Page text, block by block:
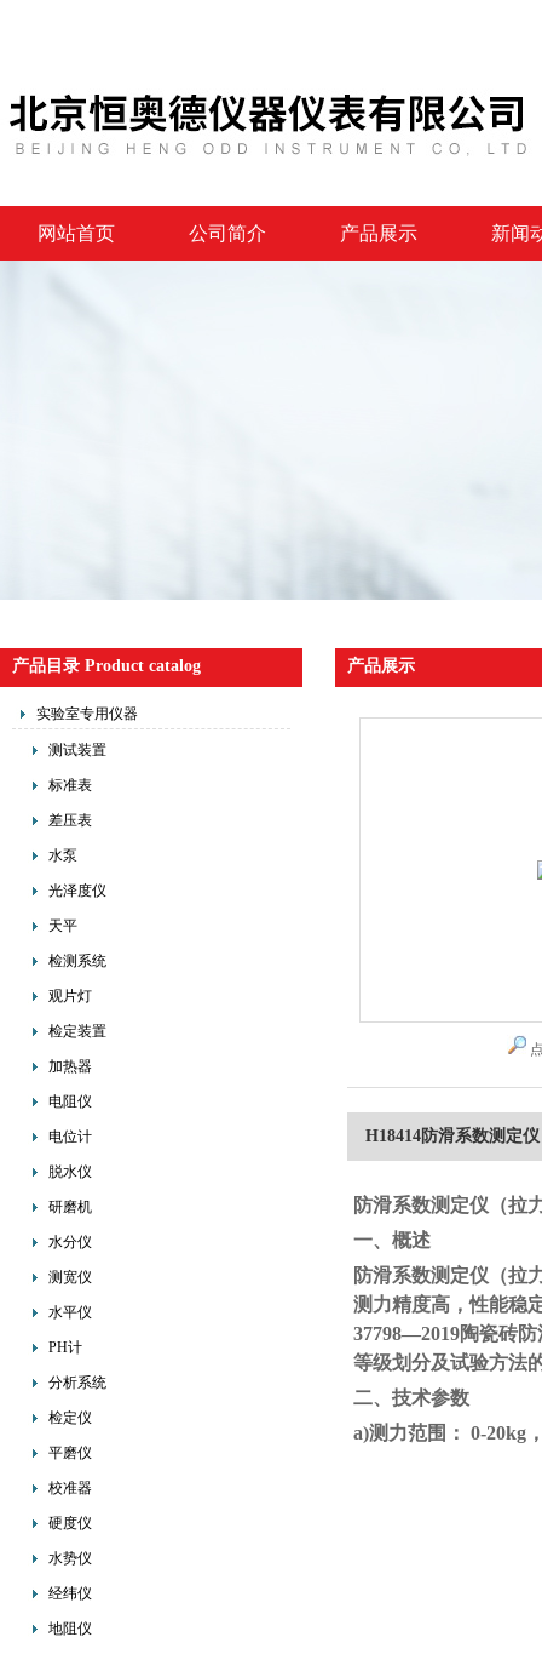
网站首页 公司简介 产品展示 新闻
产品目录 Product catalog
实验室专用仪器
测试装置
标准表
差压表
水泵
光泽度仪
天平
检测系统
观片灯
检定装置
加热器
电阻仪
电位计
脱水仪
研磨机
水分仪
测宽仪
水平仪
PH计
分析系统
检定仪
平磨仪
校准器
硬度仪
水势仪
经纬仪
地阻仪
产品展示
H18414防滑系数测定
防滑系数测定仪（拉
一、概述
防滑系数测定仪（拉
测力精度高，性能稳
37798—2019陶瓷砖
等级划分及试验方法
二、技术参数
a)测力范围： 0-20kg